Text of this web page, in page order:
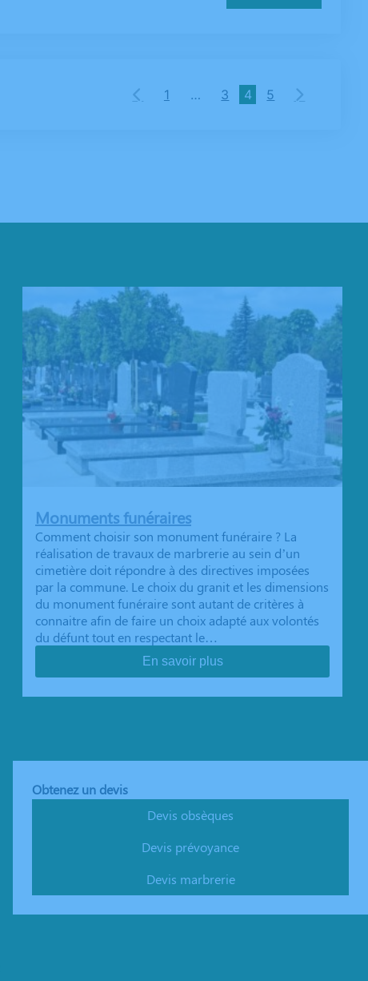
1 … 3 4 5
Monuments funéraires
Comment choisir son monument funéraire ? La
réalisation de travaux de marbrerie au sein d’un
cimetière doit répondre à des directives imposées
par la commune. Le choix du granit et les dimensions
du monument funéraire sont autant de critères à
connaitre afin de faire un choix adapté aux volontés
du défunt tout en respectant le…
En savoir plus
Obtenez un devis
Devis obsèques
Devis prévoyance
Devis marbrerie